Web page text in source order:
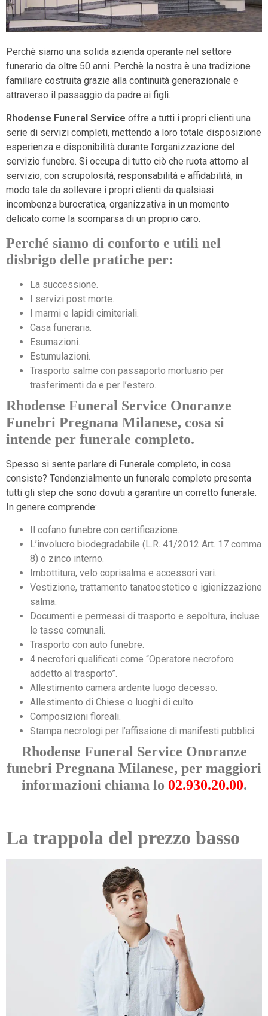
Perchè siamo una solida azienda operante nel settore
funerario da oltre 50 anni. Perchè la nostra è una tradizione
familiare costruita grazie alla continuità generazionale e
attraverso il passaggio da padre ai figli.
Rhodense Funeral Service offre a tutti i propri clienti una
serie di servizi completi, mettendo a loro totale disposizione
esperienza e disponibilità durante l’organizzazione del
servizio funebre. Si occupa di tutto ciò che ruota attorno al
servizio, con scrupolosità, responsabilità e affidabilità, in
modo tale da sollevare i propri clienti da qualsiasi
incombenza burocratica, organizzativa in un momento
delicato come la scomparsa di un proprio caro.
Perché siamo di conforto e utili nel
disbrigo delle pratiche per:
La successione.
I servizi post morte.
I marmi e lapidi cimiteriali.
Casa funeraria.
Esumazioni.
Estumulazioni.
Trasporto salme con passaporto mortuario per
trasferimenti da e per l’estero.
Rhodense Funeral Service Onoranze
Funebri Pregnana Milanese, cosa si
intende per funerale completo.
Spesso si sente parlare di Funerale completo, in cosa
consiste? Tendenzialmente un funerale completo presenta
tutti gli step che sono dovuti a garantire un corretto funerale.
In genere comprende:
Il cofano funebre con certificazione.
L’involucro biodegradabile (L.R. 41/2012 Art. 17 comma
8) o zinco interno.
Imbottitura, velo coprisalma e accessori vari.
Vestizione, trattamento tanatoestetico e igienizzazione
salma.
Documenti e permessi di trasporto e sepoltura, incluse
le tasse comunali.
Trasporto con auto funebre.
4 necrofori qualificati come “Operatore necroforo
addetto al trasporto”.
Allestimento camera ardente luogo decesso.
Allestimento di Chiese o luoghi di culto.
Composizioni floreali.
Stampa necrologi per l’affissione di manifesti pubblici.
Rhodense Funeral Service Onoranze
funebri Pregnana Milanese, per maggiori
informazioni chiama lo 02.930.20.00.
La trappola del prezzo basso